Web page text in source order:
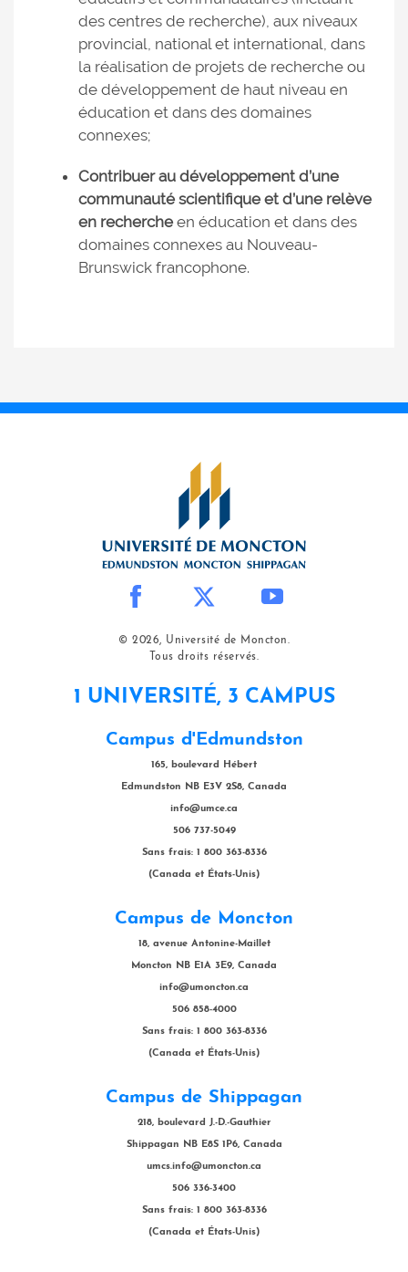
des centres de recherche), aux niveaux
provincial, national et international, dans
la réalisation de projets de recherche ou
de développement de haut niveau en
éducation et dans des domaines
connexes;
Contribuer au développement d’une
communauté scientifique et d’une relève
en rechercheen éducation et dans des
domaines connexes au Nouveau-
Brunswick francophone.
© 2026, Université de Moncton.
Tous droits réservés.
1 UNIVERSITÉ, 3 CAMPUS
Campus d'Edmundston
165, boulevard Hébert
Edmundston NB E3V 2S8, Canada
info@umce.ca
506 737-5049
Sans frais: 1 800 363-8336
(Canada et États-Unis)
Campus de Moncton
18, avenue Antonine-Maillet
Moncton NB E1A 3E9, Canada
info@umoncton.ca
506 858-4000
Sans frais: 1 800 363-8336
(Canada et États-Unis)
Campus de Shippagan
218, boulevard J.-D.-Gauthier
Shippagan NB E8S 1P6, Canada
umcs.info@umoncton.ca
506 336-3400
Sans frais: 1 800 363-8336
(Canada et États-Unis)